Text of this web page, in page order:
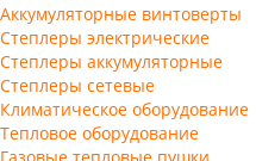
Аккумуляторные винтоверты
Степлеры электрические
Степлеры аккумуляторные
Степлеры сетевые
Климатическое оборудование
Тепловое оборудование